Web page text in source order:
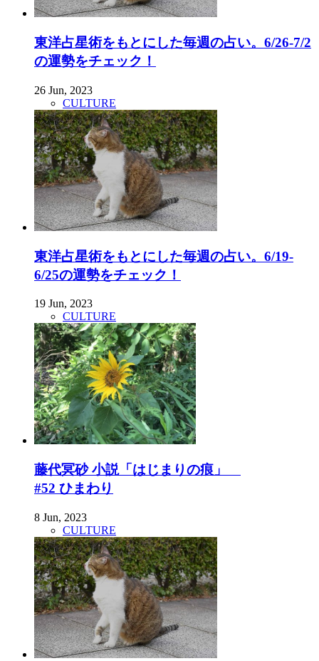
東洋占星術をもとにした毎週の占い。6/26-7/2
の運勢をチェック！
26 Jun, 2023
CULTURE
東洋占星術をもとにした毎週の占い。6/19-
6/25の運勢をチェック！
19 Jun, 2023
CULTURE
藤代冥砂 小説「はじまりの痕」
#52 ひまわり
8 Jun, 2023
CULTURE